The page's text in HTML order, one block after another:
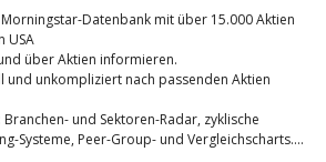
Datenbank mit über 15.000 Aktien
USA
über Aktien informieren.
und unkompliziert nach passenden Aktien
und Sektoren-Radar, zyklische
Systeme, Peer-Group- und Vergleichscharts....